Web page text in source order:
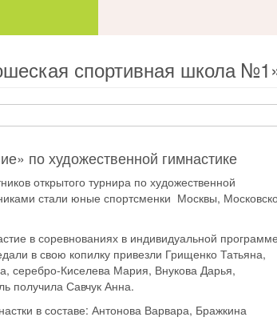
спортивная школа
по художественной гимнастике
открытого турнира по художественной
стали юные спортсменки Москвы,
в соревнованиях в индивидуальной
в свою копилку привезли Грищенко Татьяна,
серебро-Киселева Мария, Внукова Дарья,
получила Савчук Анна.
в составе: Антонова Варвара, Бражкина